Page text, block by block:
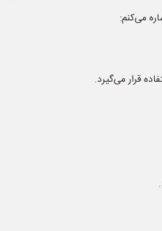
می‌کنم:
قرار می‌گیرد.